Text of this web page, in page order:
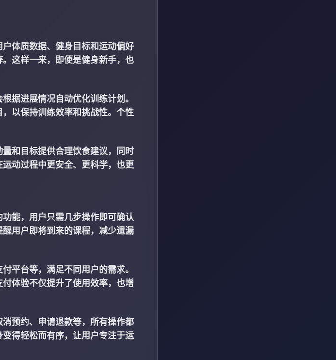
体质数据、健身目标和运动偏好
这样一来，即便是健身新手，也
据进展情况自动优化训练计划。
以保持训练效率和挑战性。个性
和目标提供合理饮食建议，同时
动过程中更安全、更科学，也更
能，用户只需几步操作即可确认
用户即将到来的课程，减少遗漏
平台等，满足不同用户的需求。
体验不仅提升了使用效率，也增
预约、申请退款等，所有操作都
得轻松而有序，让用户专注于运